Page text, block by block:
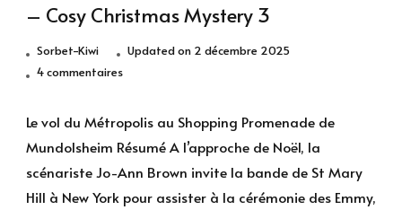
– Cosy Christmas Mystery 3
Sorbet-Kiwi Updated on 2 décembre 2025
4 commentairessur
du
Métropolis
de
Carine
Le vol du Métropolis au Shopping Promenade de
Mundolsheim Résumé A l’approche de Noël, la
scénariste Jo-Ann Brown invite la bande de St Mary
Hill à New York pour assister à la cérémonie des Emmy,